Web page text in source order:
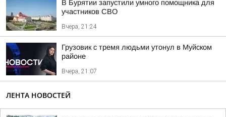
В Бурятии запустили умного помощника для
участников СВО
Вчера, 21:24
Грузовик с тремя людьми утонул в Муйском
районе
Вчера, 21:07
ЛЕНТА НОВОСТЕЙ